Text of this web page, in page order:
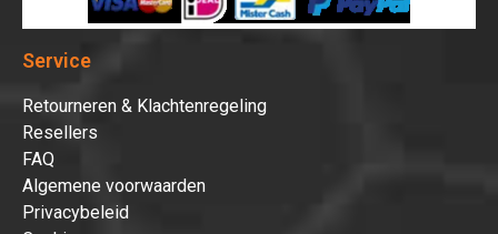
Service
Retourneren & Klachtenregeling
Resellers
FAQ
Algemene voorwaarden
Privacybeleid